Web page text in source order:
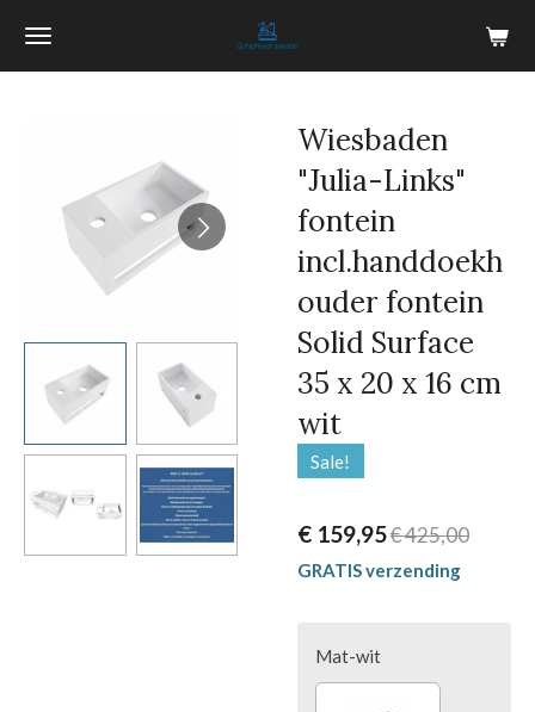
Ga
Wiesbaden
"Julia-Links"
fontein
incl.handdoekh
ouder fontein
Solid Surface
35 x 20 x 16 cm
wit
Sale!
€ 159,95€ 425,00
GRATIS verzending
Mat-wit